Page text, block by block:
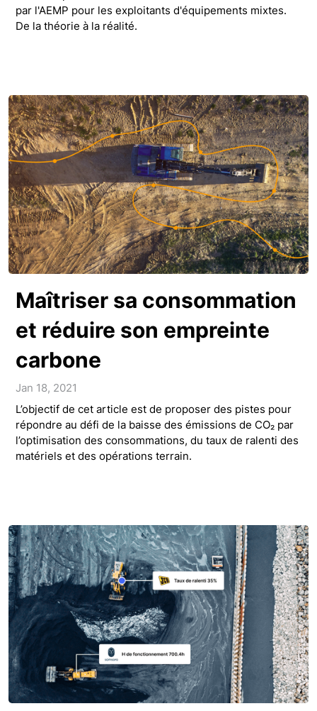
par l'AEMP pour les exploitants d'équipements mixtes.
De la théorie à la réalité.
Maîtriser sa consommation
et réduire son empreinte
carbone
Jan 18, 2021
L’objectif de cet article est de proposer des pistes pour
répondre au défi de la baisse des émissions de CO₂ par
l’optimisation des consommations, du taux de ralenti des
matériels et des opérations terrain.